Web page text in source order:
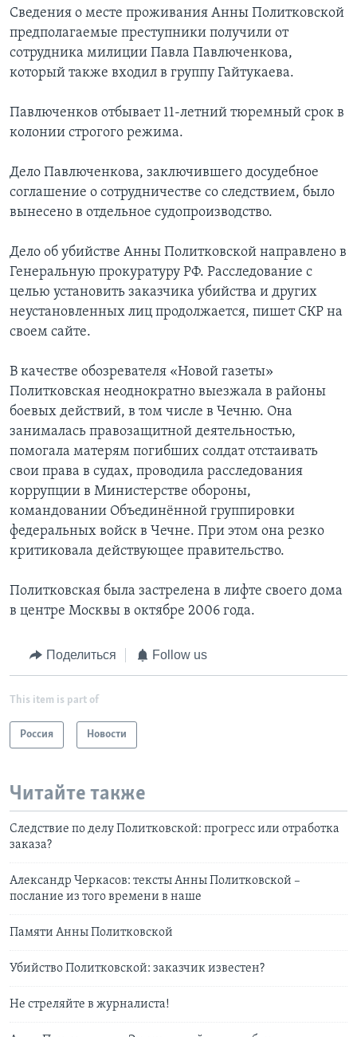
Сведения о месте проживания Анны Политковской
предполагаемые преступники получили от
сотрудника милиции Павла Павлюченкова,
который также входил в группу Гайтукаева.
Павлюченков отбывает 11-летний тюремный срок в
колонии строгого режима.
Дело Павлюченкова, заключившего досудебное
соглашение о сотрудничестве со следствием, было
вынесено в отдельное судопроизводство.
Дело об убийстве Анны Политковской направлено в
Генеральную прокуратуру РФ. Расследование с
целью установить заказчика убийства и других
неустановленных лиц продолжается, пишет СКР на
своем сайте.
В качестве обозревателя «Новой газеты»
Политковская неоднократно выезжала в районы
боевых действий, в том числе в Чечню. Она
занималась правозащитной деятельностью,
помогала матерям погибших солдат отстаивать
свои права в судах, проводила расследования
коррупции в Министерстве обороны,
командовании Объединённой группировки
федеральных войск в Чечне. При этом она резко
критиковала действующее правительство.
Политковская была застрелена в лифте своего дома
в центре Москвы в октябре 2006 года.
Поделиться Follow us
This item is part of
Россия Новости
Читайте также
Следствие по делу Политковской: прогресс или отработка
заказа?
Александр Черкасов: тексты Анны Политковской –
послание из того времени в наше
Памяти Анны Политковской
Убийство Политковской: заказчик известен?
Не стреляйте в журналиста!